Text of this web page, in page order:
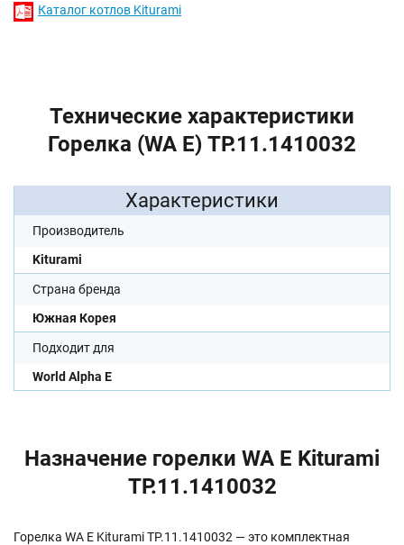
Каталог котлов Kiturami
Технические характеристики
Горелка (WA E) TP.11.1410032
Характеристики
Производитель
Kiturami
Страна бренда
Южная Корея
Подходит для
World Alpha E
Назначение горелки WA E Kiturami
TP.11.1410032
Горелка WA E Kiturami TP.11.1410032 — это комплектная